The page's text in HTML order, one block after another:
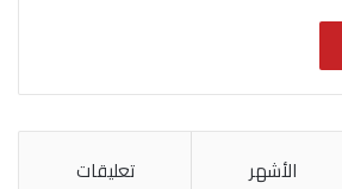
الأشهر تعليقات